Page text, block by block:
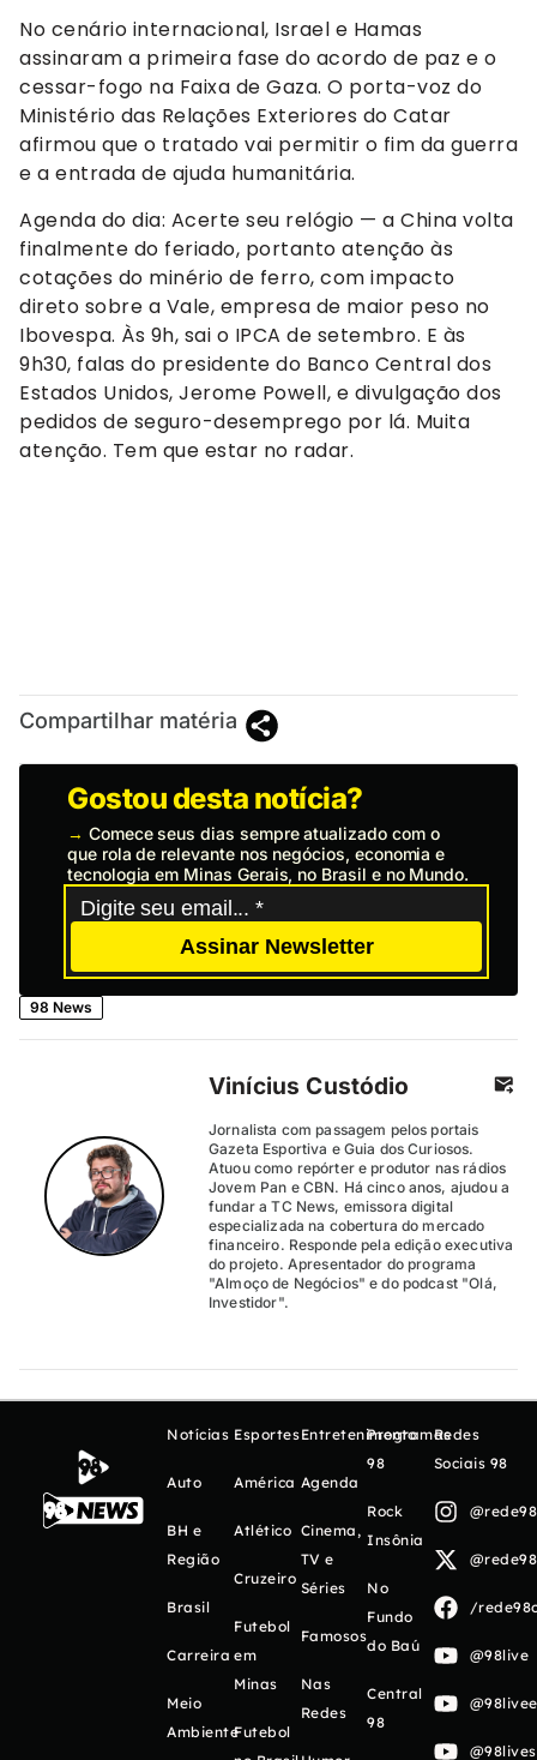
No cenário internacional, Israel e Hamas
assinaram a primeira fase do acordo de paz e o
cessar-fogo na Faixa de Gaza. O porta-voz do
Ministério das Relações Exteriores do Catar
afirmou que o tratado vai permitir o fim da guerra
e a entrada de ajuda humanitária.
Agenda do dia: Acerte seu relógio — a China volta
finalmente do feriado, portanto atenção às
cotações do minério de ferro, com impacto
direto sobre a Vale, empresa de maior peso no
Ibovespa. Às 9h, sai o IPCA de setembro. E às
9h30, falas do presidente do Banco Central dos
Estados Unidos, Jerome Powell, e divulgação dos
pedidos de seguro-desemprego por lá. Muita
atenção. Tem que estar no radar.
Compartilhar matéria
Gostou desta notícia?
→ Comece seus dias sempre atualizado com o
que rola de relevante nos negócios, economia e
tecnologia em Minas Gerais, no Brasil e no Mundo.
Assinar Newsletter
98 News
Vinícius Custódio
Jornalista com passagem pelos portais
Gazeta Esportiva e Guia dos Curiosos.
Atuou como repórter e produtor nas rádios
Jovem Pan e CBN. Há cinco anos, ajudou a
fundar a TC News, emissora digital
especializada na cobertura do mercado
financeiro. Responde pela edição executiva
do projeto. Apresentador do programa
"Almoço de Negócios" e do podcast "Olá,
Investidor".
Notícias
Auto
BH e
Região
Brasil
Carreira
Meio
Ambiente
Esportes
América
Atlético
Cruzeiro
Futebol
em
Minas
Futebol
Entretenimento
Agenda
Cinema,
TV e
Séries
Famosos
Nas
Redes
Programas
98
Rock
Insônia
No
Fundo
do Baú
Central
98
Redes
Sociais 98
/
@98live